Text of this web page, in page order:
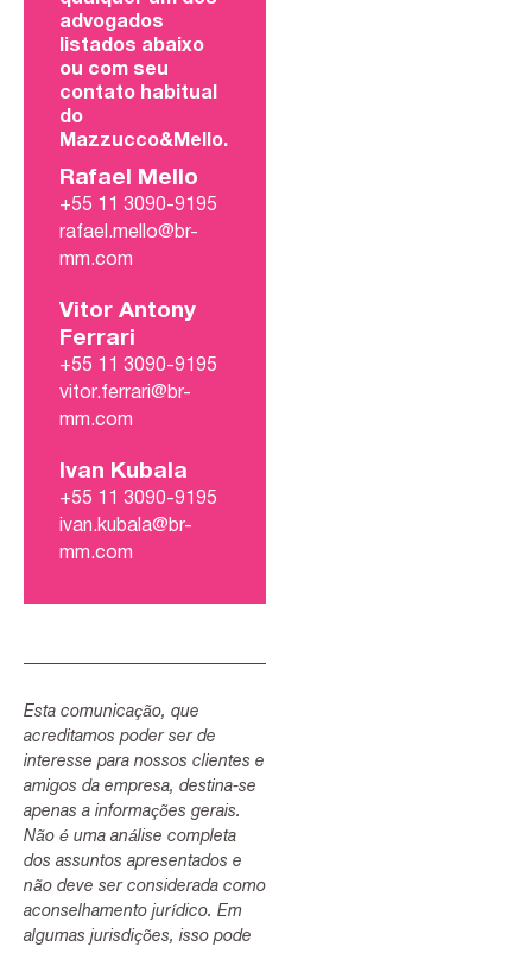
advogados
listados abaixo
ou com seu
contato habitual
do
Mazzucco&Mello.
Rafael Mello
+55 11 3090-9195
rafael.mello@br-
mm.com
Vitor Antony
Ferrari
+55 11 3090-9195
vitor.ferrari@br-
mm.com
Ivan Kubala
+55 11 3090-9195
ivan.kubala@br-
mm.com
Esta comunicação, que
acreditamos poder ser de
interesse para nossos clientes e
amigos da empresa, destina-se
apenas a informações gerais.
Não é uma análise completa
dos assuntos apresentados e
não deve ser considerada como
aconselhamento jurídico. Em
algumas jurisdições, isso pode